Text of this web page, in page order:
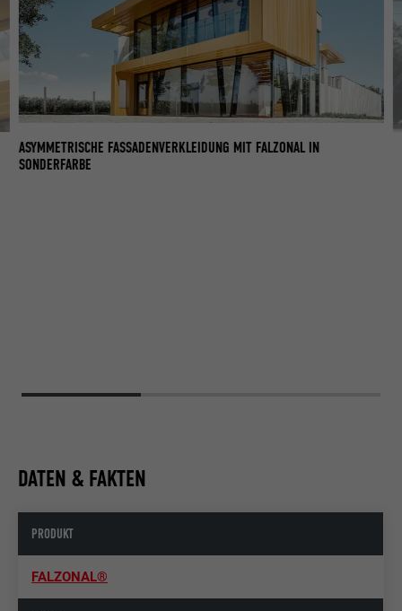
ASYMMETRISCHE FASSADENVERKLEIDUNG MIT FALZONAL IN
SONDERFARBE
DATEN & FAKTEN
PRODUKT
FALZONAL®